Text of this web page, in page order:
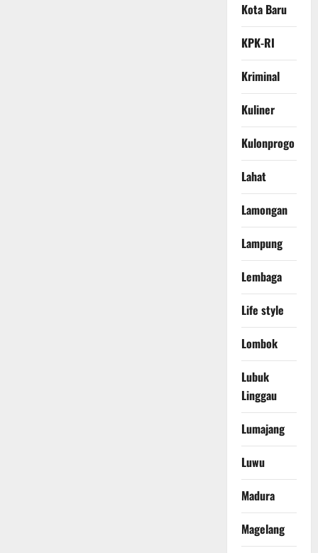
Kota Baru
KPK-RI
Kriminal
Kuliner
Kulonprogo
Lahat
Lamongan
Lampung
Lembaga
Life style
Lombok
Lubuk
Linggau
Lumajang
Luwu
Madura
Magelang